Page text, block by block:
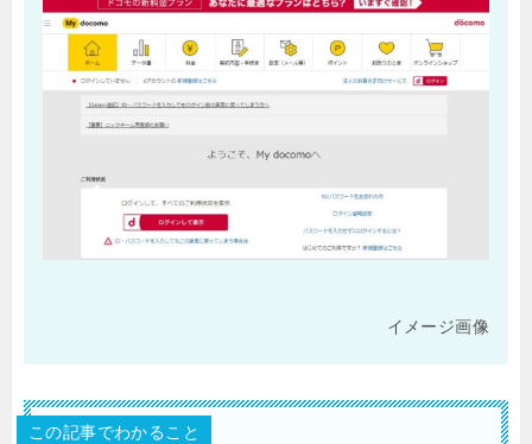
イメージ画像
この記事でわかること